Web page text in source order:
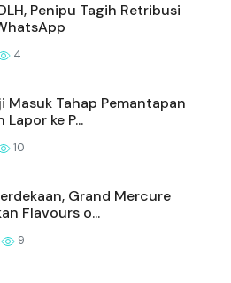
Penipu Tagih Retribusi
4
Masuk Tahap Pemantapan
Lapor ke P...
10
Grand Mercure
Flavours o...
9